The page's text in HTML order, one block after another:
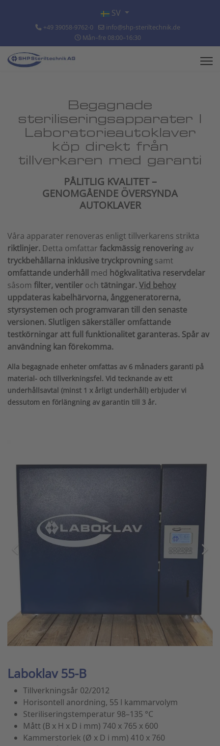
Välj ditt språk
SV
+49 39058-9762-0
info@shp-steriltechnik.de
Mån–fre 08:00–16:30
Begagnade
steriliseringsapparater |
Laboratorieautoklaver
köp direkt från
tillverkaren med garanti
PÅLITLIG KVALITET –
GENOMGÅENDE ÖVERSYNDA
AUTOKLAVER
Våra apparater renoveras enligt tillverkarens strikta
riktlinjer. Detta omfattar fackmässig renovering av
tryckbehållarna inklusive tryckprovning samt
omfattande underhåll
med högkvalitativa reservdelar
såsom filter, ventiler och tätningar.Vid behov
uppdateras kabelhärvorna, ånggeneratorerna,
styrsystemen och programvaran till den senaste
versionen. Slutligen säkerställer omfattande
testkörningar att full funktionalitet garanteras. Spår av
användning kan förekomma.
Alla begagnade enheter omfattas av 6 månaders garanti på
material- och tillverkningsfel. Vid tecknande av ett
underhållsavtal (minst 1 x årligt underhåll) erbjuder vi
dessutom en förlängning av garantin till 3 år.
Laboklav 55-B
Tillverkningsår 02/2012
Horisontell anordning, 55 l kammarvolym
Steriliseringstemperatur 98–135 °C
Mått (B x H x D i mm) 740 x 765 x 600
Kammerstorlek (Ø x D i mm) 410 x 760